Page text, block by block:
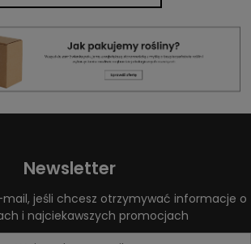
Newsletter
mail, jeśli chcesz otrzymywać informacje o
i najciekawszych promocjach